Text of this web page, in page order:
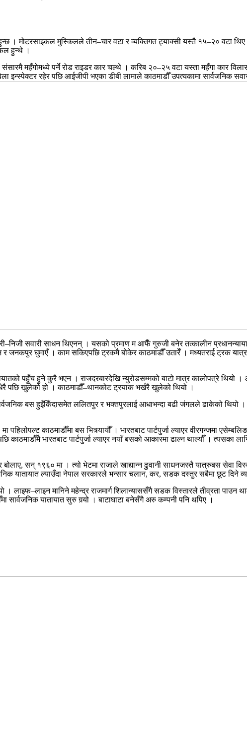
। मोटरसाइकल मुस्किलले तीन–चार वटा र व्यक्तिगत ट्याक्सी यस्तै १५–२० वटा
हुन्थे ।
महँगोमध्ये पर्ने रोड राइडर कार चल्थे । करिब २०–२५ वटा यस्ता महँगा कार
रहेर पछि आईजीपी भएका डीबी लामाले काठमाडौँ उपत्यकामा सार्वजनिक
सवारी साधन थिएनन् । यसको प्रमाण म आफैँ गुरुजी बनेर तत्कालीन
र जनकपुर घुमाएँ । काम सकिएपछि ट्रकमै बोकेर काठमाडौँ उतारेँ । मध्यतराई ट्रक
पहुँच हुने कुरै भएन । राजदरबारदेखि न्युरोडसम्मको बाटो मात्र कालोपत्रे थियो
धेरै पछि खुलेको हो । काठमाडौँ–थानकोट ट्रयाक भर्खरै खुलेको थियो ।
बस हुइँकिँदासमेत ललितपुर र भक्तपुरलाई आधाभन्दा बढी जंगलले ढाकेको थियो ।
काठमाडौँमा बस भित्र्यायौँँ । भारतबाट पार्टपुर्जा ल्याएर वीरगन्जमा
काठमाडौँमै भारतबाट पार्टपुर्जा ल्याएर नयाँ बसको आकारमा ढाल्न थाल्यौँ ।
सन् १९६० मा । त्यो भेटमा राजाले खाद्यान्न ढुवानी साधनजस्तै यात्रुबस सेवा
यातायात ल्याउँदा नेपाल सरकारले भन्सार चलान, कर, सडक दस्तुर सबैमा छूट दिने
मानिने महेन्द्र राजमार्ग शिलान्याससँगै सडक विस्तारले तीव्रता पाउन
सार्वजनिक यातायात सुरु गर्‍यो । बाटाघाटा बनेसँगै अरु कम्पनी पनि थपिए ।